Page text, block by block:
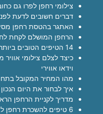
צילומי רחפן לפרו גם
דברים חשובים לדעת
האתגר בהטסת רחפן
הרחפן המושלם לקחת
14 הטיפים הטובים ביותר על רחפנים מקצועיים וצילומי רחפן
כיצד לצלם צילומי
וידאו אווירי
מהו המחיר המקובל בתחום
איך לבחור את היום הנכון
מדריך לקניית הרחפן
6 טיפים להשכרת רחפן לצילום אווירי